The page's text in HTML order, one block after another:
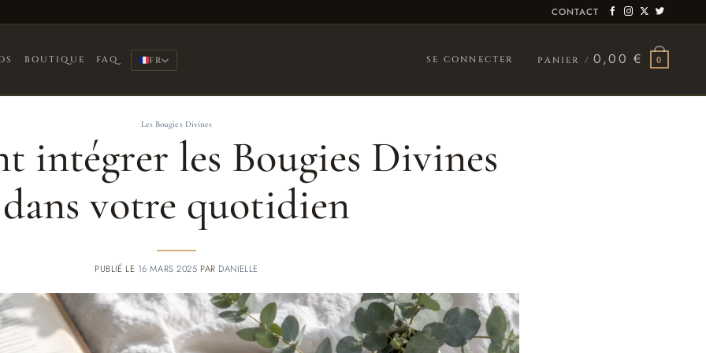
CONTACT
BOUTIQUE FAQ FR SE CONNECTER PANIER / 0,00 € 0
Les Bougies Divines
intégrer les Bougies Divines
dans votre quotidien
PUBLIÉ LE 16 MARS 2025 PAR DANIELLE